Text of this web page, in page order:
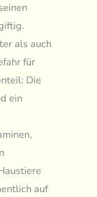
als auch
für
Die
ein
auf